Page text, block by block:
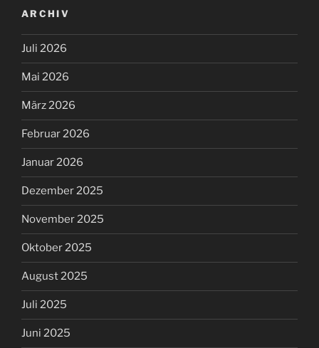
ARCHIV
Juli 2026
Mai 2026
März 2026
Februar 2026
Januar 2026
Dezember 2025
November 2025
Oktober 2025
August 2025
Juli 2025
Juni 2025